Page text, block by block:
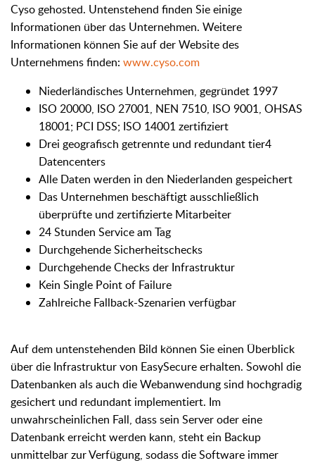
Cyso gehosted. Untenstehend finden Sie einige
Informationen über das Unternehmen. Weitere
Informationen können Sie auf der Website des
Unternehmens finden: www.cyso.com
Niederländisches Unternehmen, gegründet 1997
ISO 20000, ISO 27001, NEN 7510, ISO 9001, OHSAS
18001; PCI DSS; ISO 14001 zertifiziert
Drei geografisch getrennte und redundant tier4
Datencenters
Alle Daten werden in den Niederlanden gespeichert
Das Unternehmen beschäftigt ausschließlich
überprüfte und zertifizierte Mitarbeiter
24 Stunden Service am Tag
Durchgehende Sicherheitschecks
Durchgehende Checks der Infrastruktur
Kein Single Point of Failure
Zahlreiche Fallback-Szenarien verfügbar
Auf dem untenstehenden Bild können Sie einen Überblick
über die Infrastruktur von EasySecure erhalten. Sowohl die
Datenbanken als auch die Webanwendung sind hochgradig
gesichert und redundant implementiert. Im
unwahrscheinlichen Fall, dass sein Server oder eine
Datenbank erreicht werden kann, steht ein Backup
unmittelbar zur Verfügung, sodass die Software immer